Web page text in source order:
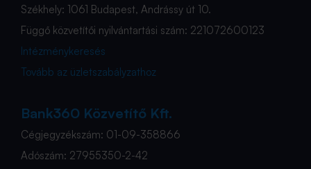
Székhely: 1061 Budapest, Andrássy út 10.
Függő közvetítői nyilvántartási szám: 221072600123
Intézménykeresés
Tovább az üzletszabályzathoz
Bank360 Közvetítő Kft.
Cégjegyzékszám: 01-09-358866
Adószám: 27955350-2-42